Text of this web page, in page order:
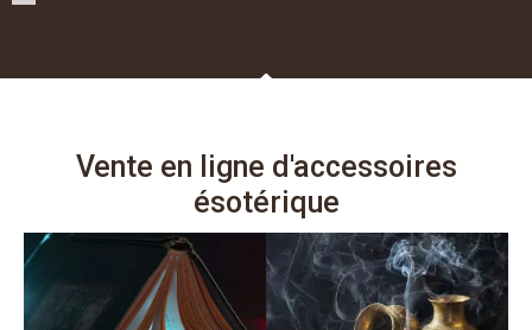
Vente en ligne d'accessoires
ésotérique